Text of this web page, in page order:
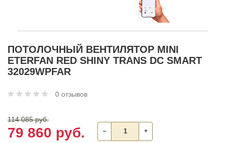
ПОТОЛОЧНЫЙ ВЕНТИЛЯТОР MINI
ETERFAN RED SHINY TRANS DC SMART
32029WPFAR
0 отзывов
114 085 руб.
79 860 руб. ‒ +